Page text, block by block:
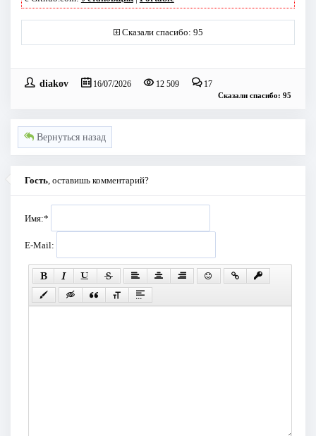
Сказали спасибо: 95
diakov 16/07/2026 12 509 17
Сказали спасибо: 95
Вернуться назад
Гость, оставишь комментарий?
Имя:*
E-Mail: